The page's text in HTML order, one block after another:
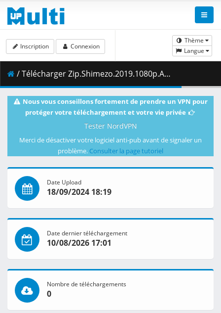
Thème
Langue
Inscription Connexion
/ Télécharger Zip.Shimezo.2019.1080p.AMZN.WEB-DL.DDP2.0.H.264-VARYG.mkv.001 ( 393.19 MB )
Nous vous conseillons fortement de prendre un VPN pour
protéger votre téléchargement et votre vie privée
Tester NordVPN
Merci de désactiver votre logiciel anti-pub avant de signaler un
problème. Consulter la page tutoriel
Date Upload
18/09/2024 18:19
Date dernier téléchargement
10/08/2026 17:01
Nombre de téléchargements
0